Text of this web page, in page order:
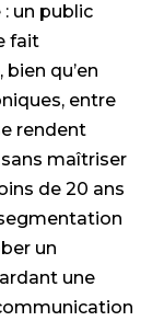
un public
fait
qu’en
entre
rendent
maîtriser
de 20 ans
segmentation
un
une